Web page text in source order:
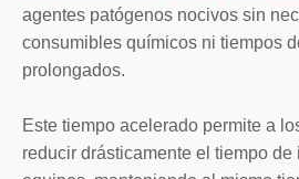
agentes patógenos nocivos sin
consumibles químicos ni tiempos
prolongados.
Este tiempo acelerado permite a
reducir drásticamente el tiempo